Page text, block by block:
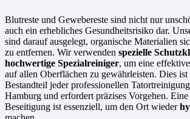
Blutreste und Gewebereste sind nicht nur
auch ein erhebliches Gesundheitsrisiko dar.
sind darauf ausgelegt, organische Materialien
zu entfernen. Wir verwenden spezielle
hochwertige Spezialreiniger, um eine
auf allen Oberflächen zu gewährleisten. Dies ist
Bestandteil jeder professionellen
Hamburg und erfordert präzises Vorgehen.
Beseitigung ist essenziell, um den Ort wieder